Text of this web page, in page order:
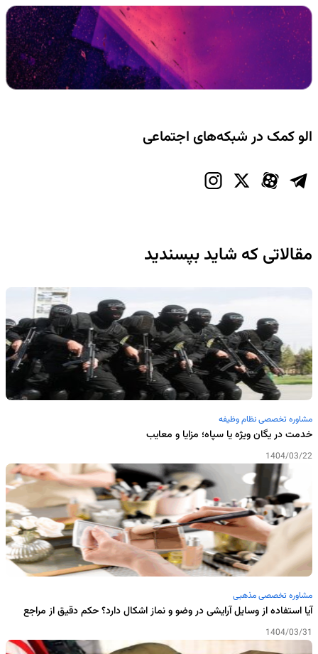
الو کمک در شبکه‌های اجتماعی
مقالاتی که شاید بپسندید
مشاوره تخصصی نظام وظیفه
خدمت در یگان ویژه یا سپاه؛ مزایا و معایب
1404/03/22
مشاوره تخصصی مذهبی
آیا استفاده از وسایل آرایشی در وضو و نماز اشکال دارد؟ حکم دقیق از مراجع
1404/03/31